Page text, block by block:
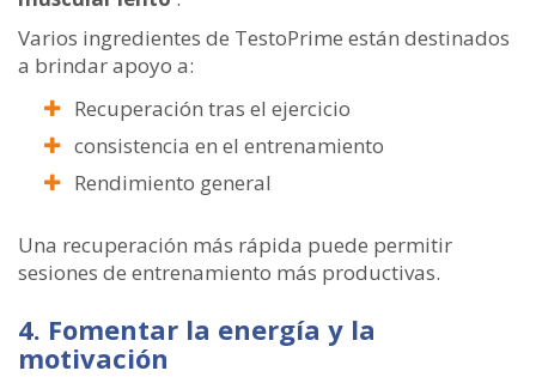
Varios ingredientes de TestoPrime están destinados
a brindar apoyo a:
Recuperación tras el ejercicio
consistencia en el entrenamiento
Rendimiento general
Una recuperación más rápida puede permitir
sesiones de entrenamiento más productivas.
4. Fomentar la energía y la
motivación